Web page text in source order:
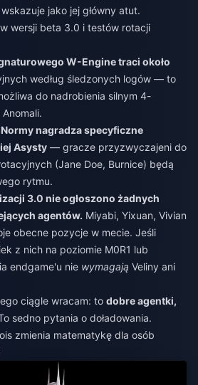
jako jej główny atut.
wersji beta 3.0 i testów rotacji
W-Engine traci około
według śledzonych logów — to
do nadrobienia silnym 4-
nagradza specyficzne
Asysty — gracze przyzwyczajeni do
(Jane Doe, Burnice) będą
rytmu.
3.0 nie ogłoszono żadnych
agentów. Miyabi, Yixuan, Vivian
obecne pozycje w mecie. Jeśli
z nich na poziomie M0R1 lub
endgame'u nie wymagają Veliny ani
ciągle wracam: to dobre agentki,
sedno pytania o doładowania.
zmienia matematykę dla osób